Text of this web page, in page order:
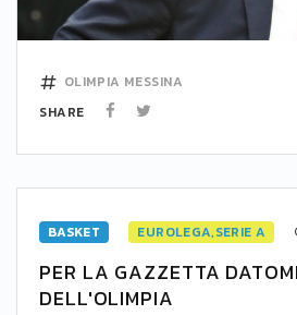
OLIMPIA MESSINA
SHARE
BASKET EUROLEGA,SERIE A
PER LA GAZZETTA
DELL'OLIMPIA